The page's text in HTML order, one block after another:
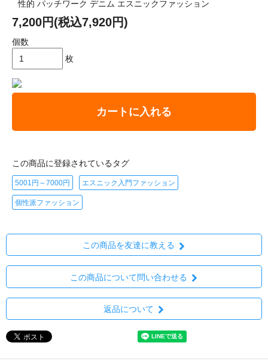
性的 パッチワーク デニム エスニックファッション
7,200円(税込7,920円)
個数
枚
カートに入れる
この商品に登録されているタグ
5001円～7000円 エスニック入門ファッション
個性派ファッション
この商品を友達に教える
この商品について問い合わせる
返品について